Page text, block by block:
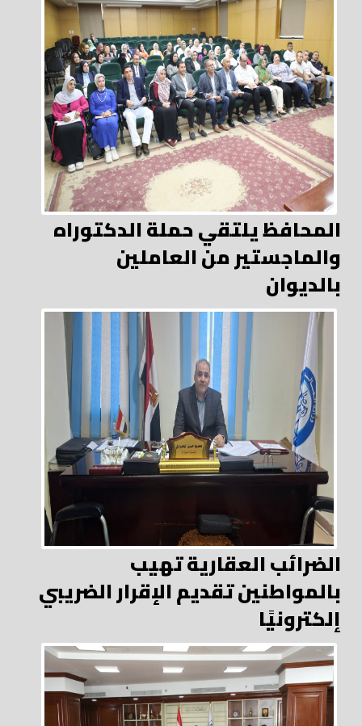
المحافظ يلتقي حملة الدكتوراه
والماجستير من العاملين
بالديوان
الضرائب العقارية تهيب
بالمواطنين تقديم الإقرار الضريبي
إلكترونيًا